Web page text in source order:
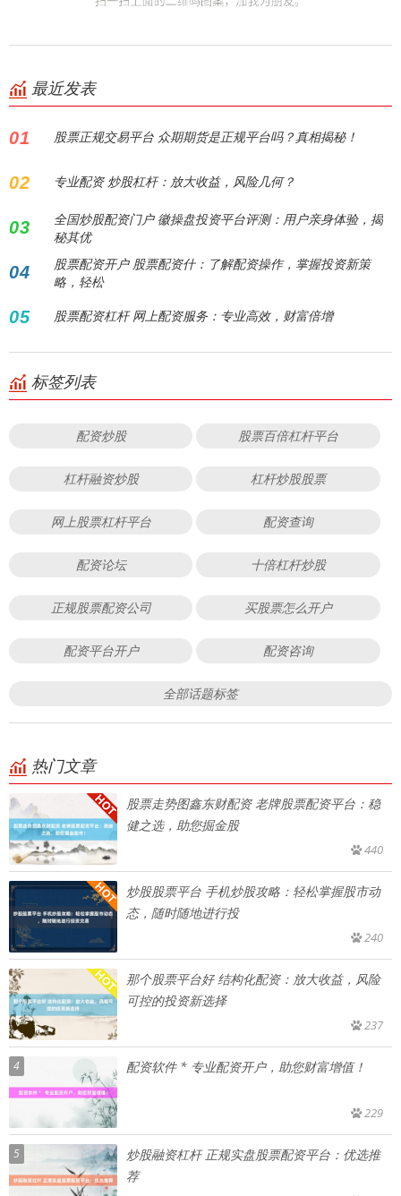
最近发表
01 股票正规交易平台 众期期货是正规平台吗？真相揭秘！
02 专业配资 炒股杠杆：放大收益，风险几何？
03
全国炒股配资门户 徽操盘投资平台评测：用户亲身体验，揭
秘其优
04
股票配资开户 股票配资什：了解配资操作，掌握投资新策
略，轻松
05 股票配资杠杆 网上配资服务：专业高效，财富倍增
标签列表
配资炒股 股票百倍杠杆平台
杠杆融资炒股 杠杆炒股股票
网上股票杠杆平台 配资查询
配资论坛 十倍杠杆炒股
正规股票配资公司 买股票怎么开户
配资平台开户 配资咨询
全部话题标签
热门文章
股票走势图鑫东财配资 老牌股票配资平台：稳
健之选，助您掘金股
440
炒股股票平台 手机炒股攻略：轻松掌握股市动
态，随时随地进行投
240
那个股票平台好 结构化配资：放大收益，风险
可控的投资新选择
237
4 配资软件 * 专业配资开户，助您财富增值！
229
5
炒股融资杠杆 正规实盘股票配资平台：优选推
荐